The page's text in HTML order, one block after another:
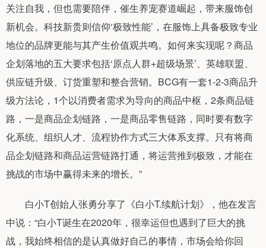
关注自我，但也需要陪伴，催生养宠赛道崛起，带来服饰创
新机会。科技新贵则信仰‘极致性能’，在服饰上具备极致专业
地位的品牌更能与其产生价值观共鸣。如何来实现呢？商品
企划落地的五大要求包括‘原点人群+超级场景’、英雄联盟、
供应链升级、订货重塑和整合营销。BCG有一套1-2-3商品升
级方法论，1个以消费者需求为导向的商品中枢，2条商品链
路，一是商品企划链路，一是商品零售链路，同时要有数字
化系统、组织人才、流程协作方式三大体系支撑。只有将商
品企划链路和商品运营链路打通，将运营推到极致，才能在
挑战的市场中赢得未来的增长。”
白小T创始人张勇分享了《白小T.续航计划》，他在发言
中说：“白小T诞生在2020年，很幸运但也遇到了巨大的挑
战，我始终相信的是认真做好自己的事情，市场会给你回